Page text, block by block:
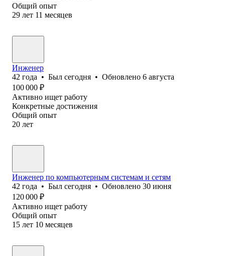
Общий опыт
29 лет 11 месяцев
Инженер
42 года • Был сегодня • Обновлено 6 августа
100 000 ₽
Активно ищет работу
Конкретные достижения
Общий опыт
20 лет
Инженер по компьютерным системам и сетям
42 года • Был сегодня • Обновлено 30 июня
120 000 ₽
Активно ищет работу
Общий опыт
15 лет 10 месяцев